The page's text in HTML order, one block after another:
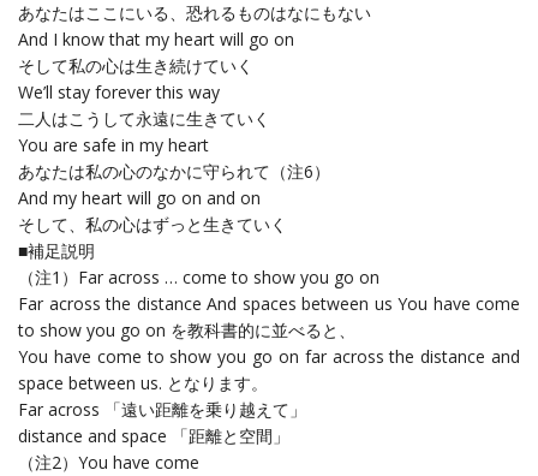
あなたはここにいる、恐れるものはなにもない
And I know that my heart will go on
そして私の心は生き続けていく
We’ll stay forever this way
二人はこうして永遠に生きていく
You are safe in my heart
あなたは私の心のなかに守られて（注6）
And my heart will go on and on
そして、私の心はずっと生きていく
■補足説明
（注1）Far across … come to show you go on
Far across the distance And spaces between us You have come
to show you go on を教科書的に並べると、
You have come to show you go on far across the distance and
space between us. となります。
Far across 「遠い距離を乗り越えて」
distance and space 「距離と空間」
（注2）You have come